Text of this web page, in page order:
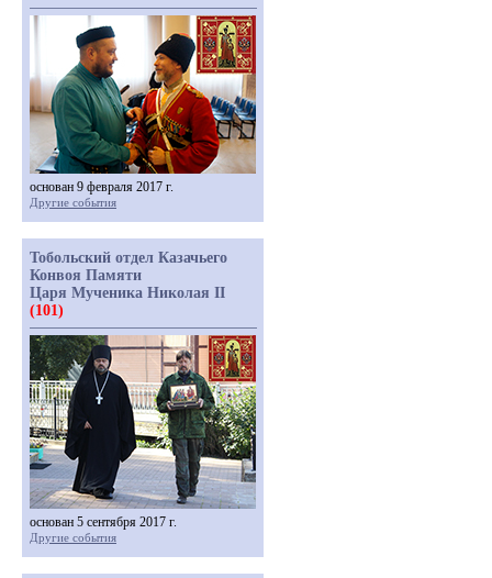
основан 9 февраля 2017 г.
Другие события
Тобольский отдел Казачьего
Конвоя Памяти
Царя Мученика Николая II
(101)
основан 5 сентября 2017 г.
Другие события